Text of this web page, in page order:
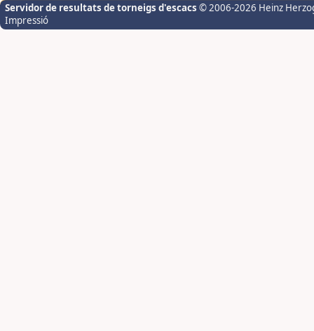
Servidor de resultats de torneigs d'escacs © 2006-2026 Heinz
Impressió